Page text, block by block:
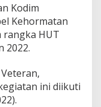
Kodim
Kehormatan
rangka HUT
2022.
ini diikuti